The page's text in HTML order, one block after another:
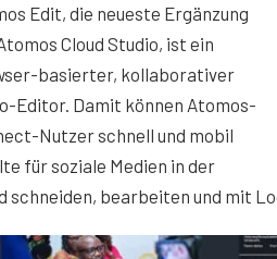
Edit, die neueste Ergänzung
Cloud Studio, ist ein
basierter, kollaborativer
Editor. Damit können Atomos-
Nutzer schnell und mobil
für soziale Medien in der
schneiden, bearbeiten und mit